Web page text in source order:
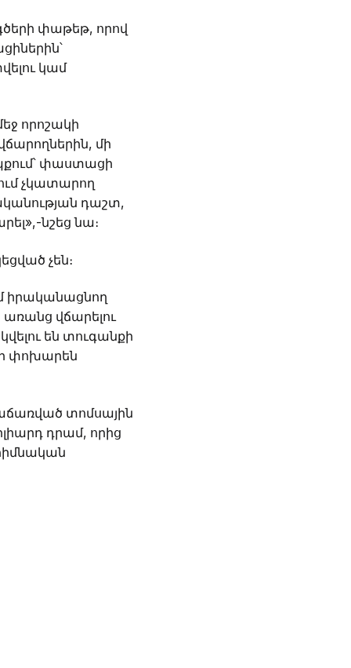
փաթեթ, որով
կամ
որոշակի
մի
փաստացի
չկատարող
դաշտ,
նշեց նա։
չեն։
իրականացնող
առանց վճարելու
են տուգանքի
փոխարեն
տոմսային
դրամ, որից